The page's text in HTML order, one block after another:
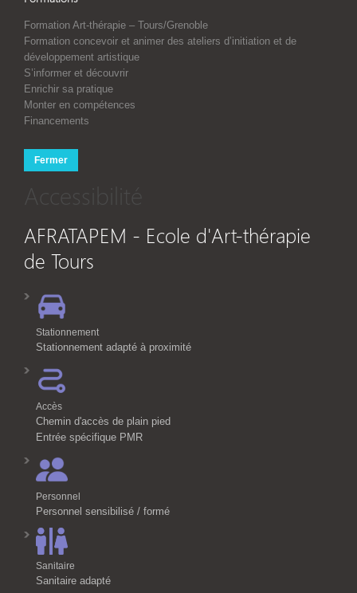
Formation Art-thérapie – Tours/Grenoble
Formation concevoir et animer des ateliers d’initiation et de
développement artistique
S’informer et découvrir
Enrichir sa pratique
Monter en compétences
Financements
Fermer
Accessibilité
AFRATAPEM - Ecole d'Art-thérapie
de Tours
Stationnement
Stationnement adapté à proximité
Accès
Chemin d'accès de plain pied
Entrée spécifique PMR
Personnel
Personnel sensibilisé / formé
Sanitaire
Sanitaire adapté